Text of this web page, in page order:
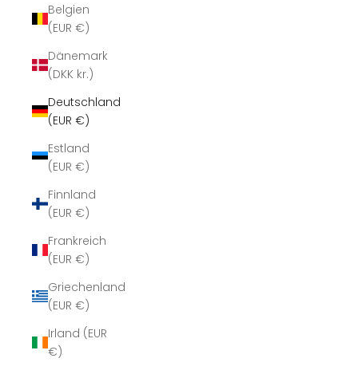
Belgien
(EUR €)
Dänemark
(DKK kr.)
Deutschland
(EUR €)
Estland
(EUR €)
Finnland
(EUR €)
Frankreich
(EUR €)
Griechenland
(EUR €)
Irland (EUR
€)